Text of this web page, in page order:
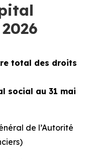
total des droits
social au 31 mai
de l’Autorité